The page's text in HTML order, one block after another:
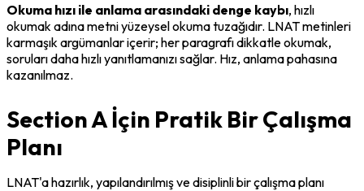
Okuma hızı ile anlama arasındaki denge kaybı, hızlı
okumak adına metni yüzeysel okuma tuzağıdır. LNAT metinleri
karmaşık argümanlar içerir; her paragrafı dikkatle okumak,
soruları daha hızlı yanıtlamanızı sağlar. Hız, anlama pahasına
kazanılmaz.
Section A İçin Pratik Bir Çalışma
Planı
LNAT'a hazırlık, yapılandırılmış ve disiplinli bir çalışma planı